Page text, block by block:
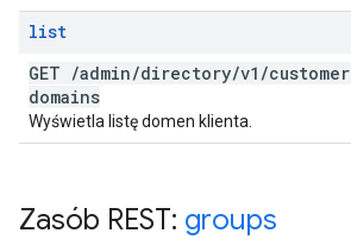
list
GET /admin/directory/v1 /customer
domains
Wyświetla listę domen klienta.
Zasób REST: groups